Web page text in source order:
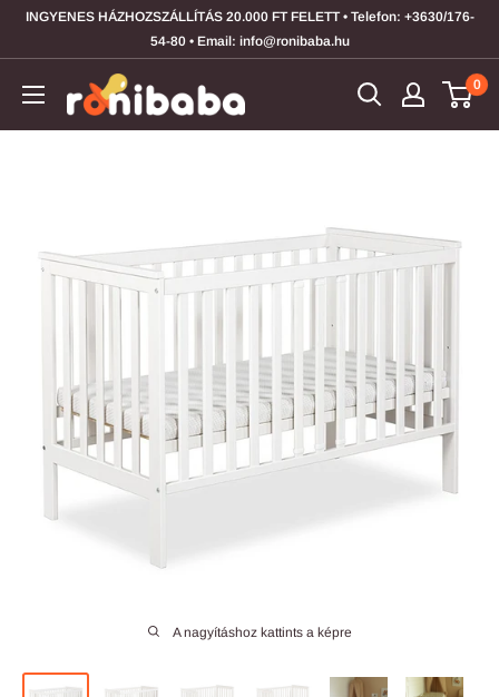
ÁtugrásINGYENES HÁZHOZSZÁLLÍTÁS 20.000 FT FELETT • Telefon: +3630/176-
54-80 • Email: info@ronibaba.hu
ronibaba 0
A nagyításhoz kattints a képre